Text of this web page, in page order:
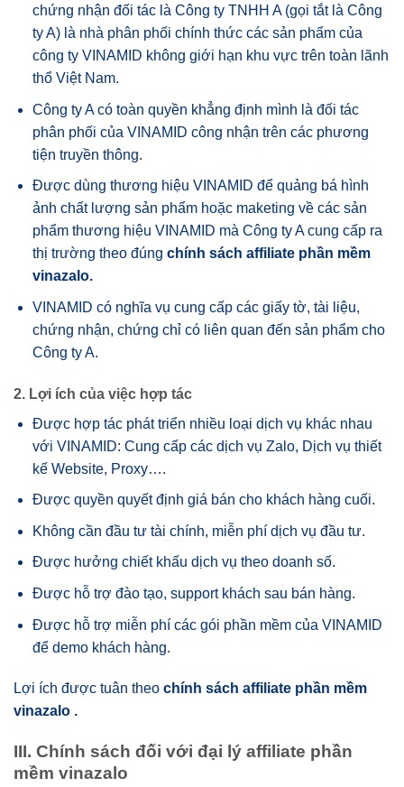
chứng nhận đối tác là Công ty TNHH A (gọi tắt là Công
ty A) là nhà phân phối chính thức các sản phẩm của
công ty VINAMID không giới hạn khu vực trên toàn lãnh
thổ Việt Nam.
Công ty A có toàn quyền khẳng định mình là đối tác
phân phối của VINAMID công nhận trên các phương
tiện truyền thông.
Được dùng thương hiệu VINAMID để quảng bá hình
ảnh chất lượng sản phẩm hoặc maketing về các sản
phẩm thương hiệu VINAMID mà Công ty A cung cấp ra
thị trường theo đúng chính sách affiliate phần mềm
vinazalo.
VINAMID có nghĩa vụ cung cấp các giấy tờ, tài liệu,
chứng nhận, chứng chỉ có liên quan đến sản phẩm cho
Công ty A.
2. Lợi ích của việc hợp tác
Được hợp tác phát triển nhiều loại dịch vụ khác nhau
với VINAMID: Cung cấp các dịch vụ Zalo, Dịch vụ thiết
kế Website, Proxy….
Được quyền quyết định giá bán cho khách hàng cuối.
Không cần đầu tư tài chính, miễn phí dịch vụ đầu tư.
Được hưởng chiết khấu dịch vụ theo doanh số.
Được hỗ trợ đào tạo, support khách sau bán hàng.
Được hỗ trợ miễn phí các gói phần mềm của VINAMID
để demo khách hàng.
Lợi ích được tuân theo chính sách affiliate phần mềm
vinazalo .
III. Chính sách đối với đại lý affiliate phần
mềm vinazalo